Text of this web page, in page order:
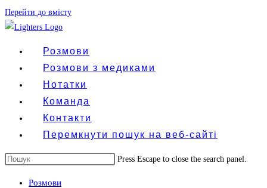
Перейти до вмісту
Розмови
Розмови з медиками
Нотатки
Команда
Контакти
Перемкнути пошук на веб-сайті
Press Escape to close the search panel.
Розмови